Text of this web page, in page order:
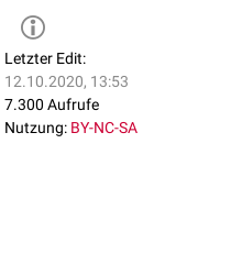
Letzter Edit:
12.10.2020, 13:53
7.300 Aufrufe
Nutzung: BY-NC-SA